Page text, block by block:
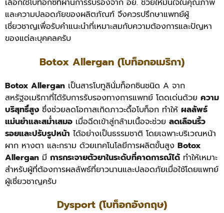
เลือกใช้โบท็อกซ์ที่ผ่านการรับรองจาก อย. ช่วยให้มั่นใจในคุณภาพ
และความปลอดภัยของผลิตภัณฑ์ จึงควรปรึกษาแพทย์ผู้
เชี่ยวชาญเพื่อรับคำแนะนำที่เหมาะสมกับความต้องการและปัญหา
ของแต่ละบุคคลครับ
Botox Allergan (โบท็อกอเมริกา)
Botox Allergan เป็นสารโบทูลินั่มท็อกซินชนิด A จาก
สหรัฐอเมริกาที่ได้รับการรับรองทางการแพทย์ โดดเด่นด้วย ความ
บริสุทธิ์สูง ซึ่งช่วยลดโอกาสเกิดภาวะดื้อโบท็อก ทำให้ ผลลัพธ์
แม่นยำและสม่ำเสมอ เมื่อฉีดเข้าสู่กล้ามเนื้อจะช่วย ลดเลือนริ้ว
รอยและปรับรูปหน้า ได้อย่างเป็นธรรมชาติ โดยเฉพาะบริเวณหน้า
ผาก หางตา และกราม ด้วยเทคโนโลยีการผลิตขั้นสูง Botox
Allergan มี การกระจายตัวยาในระดับที่คาดการณ์ได้ ทำให้เหมาะ
สำหรับผู้ที่ต้องการผลลัพธ์ที่ยาวนานและปลอดภัยเมื่อใช้โดยแพทย์
ผู้เชี่ยวชาญครับ
Dysport (โบท็อกอังกฤษ)